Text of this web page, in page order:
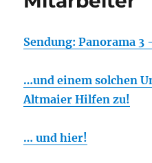
Sendung: Panorama 3
…und einem solchen
Altmaier Hilfen zu!
… und hier!